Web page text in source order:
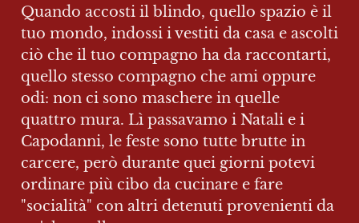
Quando accosti il blindo, quello spazio è il
tuo mondo, indossi i vestiti da casa e ascolti
ciò che il tuo compagno ha da raccontarti,
quello stesso compagno che ami oppure
odi: non ci sono maschere in quelle
quattro mura. Lì passavamo i Natali e i
Capodanni, le feste sono tutte brutte in
carcere, però durante quei giorni potevi
ordinare più cibo da cucinare e fare
"socialità" con altri detenuti provenienti da